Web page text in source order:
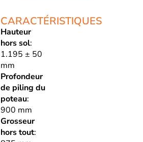
CARACTÉRISTIQUES
Hauteur
hors sol:
1.195 ± 50
mm
Profondeur
de piling du
poteau:
900 mm
Grosseur
hors tout: